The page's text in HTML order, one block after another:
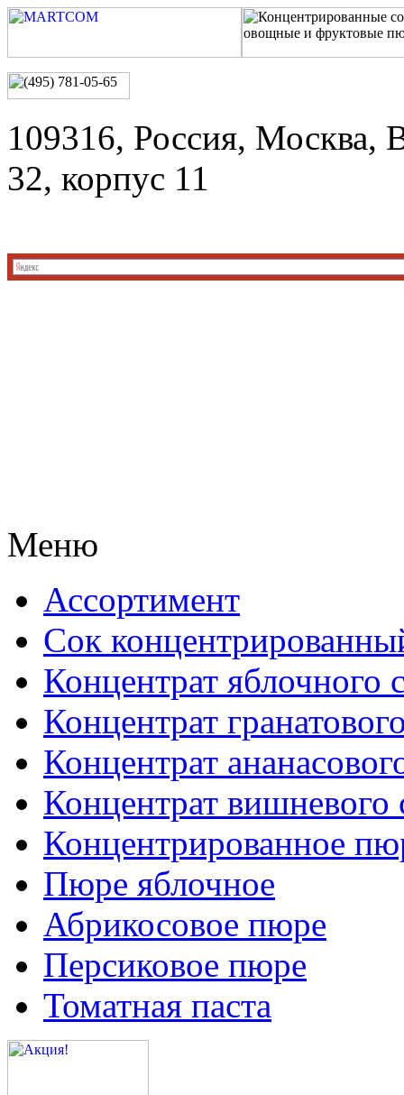
109316, Россия, Москва,
32, корпус 11
Меню
Ассортимент
Сок
Концентрат яблочного
Концентрат
Концентрат
Концентрат вишневого
Концентрированное
Пюре яблочное
Абрикосовое пюре
Персиковое пюре
Томатная паста